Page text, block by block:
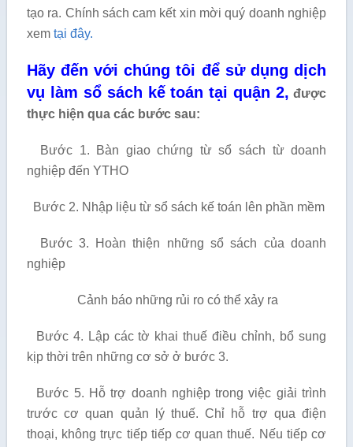
tạo ra. Chính sách cam kết xin mời quý doanh nghiệp
xem tại đây.
Hãy đến với chúng tôi để sử dụng dịch
vụ làm sổ sách kế toán tại quận 2, được
thực hiện qua các bước sau:
Bước 1. Bàn giao chứng từ sổ sách từ doanh
nghiệp đến YTHO
Bước 2. Nhập liệu từ sổ sách kế toán lên phần mềm
Bước 3. Hoàn thiện những sổ sách của doanh
nghiệp
Cảnh báo những rủi ro có thể xảy ra
Bước 4. Lập các tờ khai thuế điều chỉnh, bổ sung
kịp thời trên những cơ sở ở bước 3.
Bước 5. Hỗ trợ doanh nghiệp trong việc giải trình
trước cơ quan quản lý thuế. Chỉ hỗ trợ qua điện
thoại, không trực tiếp tiếp cơ quan thuế. Nếu tiếp cơ